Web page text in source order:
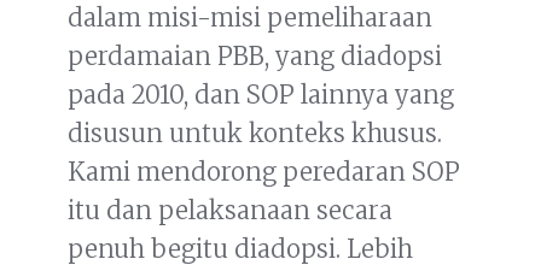
dalam misi-misi pemeliharaan
perdamaian PBB, yang diadopsi
pada 2010, dan SOP lainnya yang
disusun untuk konteks khusus.
Kami mendorong peredaran SOP
itu dan pelaksanaan secara
penuh begitu diadopsi. Lebih